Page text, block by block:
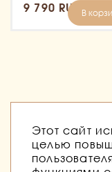
9 790 RUB В
Этот сайт
целью